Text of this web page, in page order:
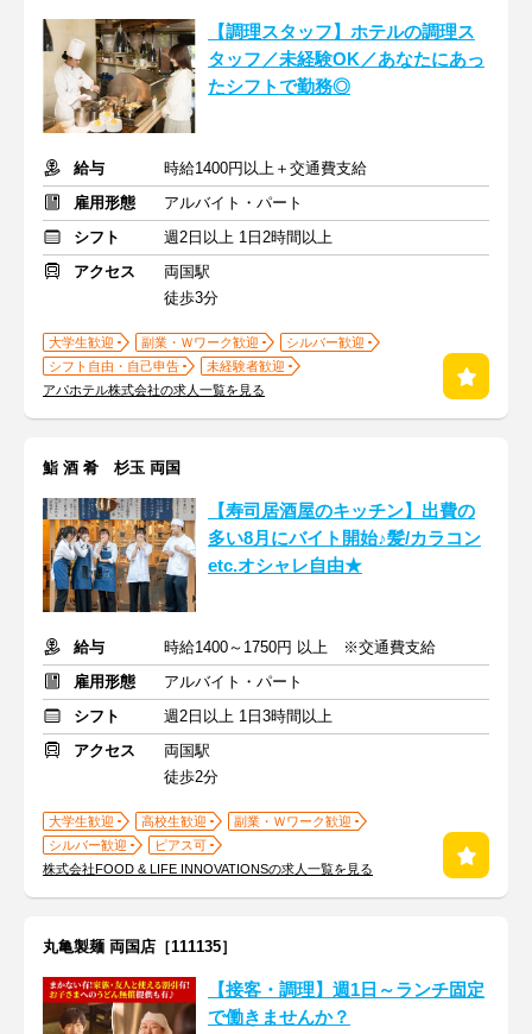
【調理スタッフ】ホテルの調理ス
タッフ／未経験OK／あなたにあっ
たシフトで勤務◎
給与
時給1400円以上＋交通費支給
雇用形態
アルバイト・パート
シフト
週2日以上 1日2時間以上
アクセス
両国駅
徒歩3分
大学生歓迎 副業・Ｗワーク歓迎
シルバー歓迎
シフト自由・自己申告
未経験者歓迎
アパホテル株式会社の求人一覧を見る
鮨 酒 肴 杉玉 両国
【寿司居酒屋のキッチン】出費の
多い8月にバイト開始♪髪/カラコン
etc.オシャレ自由★
給与
時給1400～1750円 以上 ※交通費支給
雇用形態
アルバイト・パート
シフト
週2日以上 1日3時間以上
アクセス
両国駅
徒歩2分
大学生歓迎 高校生歓迎
副業・Ｗワーク歓迎
シルバー歓迎
ピアス可
株式会社FOOD & LIFE INNOVATIONSの求人一覧を見る
丸亀製麺 両国店［111135］
【接客・調理】週1日～ランチ固定
で働きませんか？